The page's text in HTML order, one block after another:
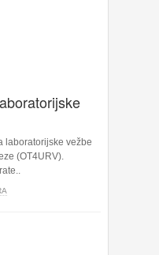
laboratorijske vežbe
(OT4URV).